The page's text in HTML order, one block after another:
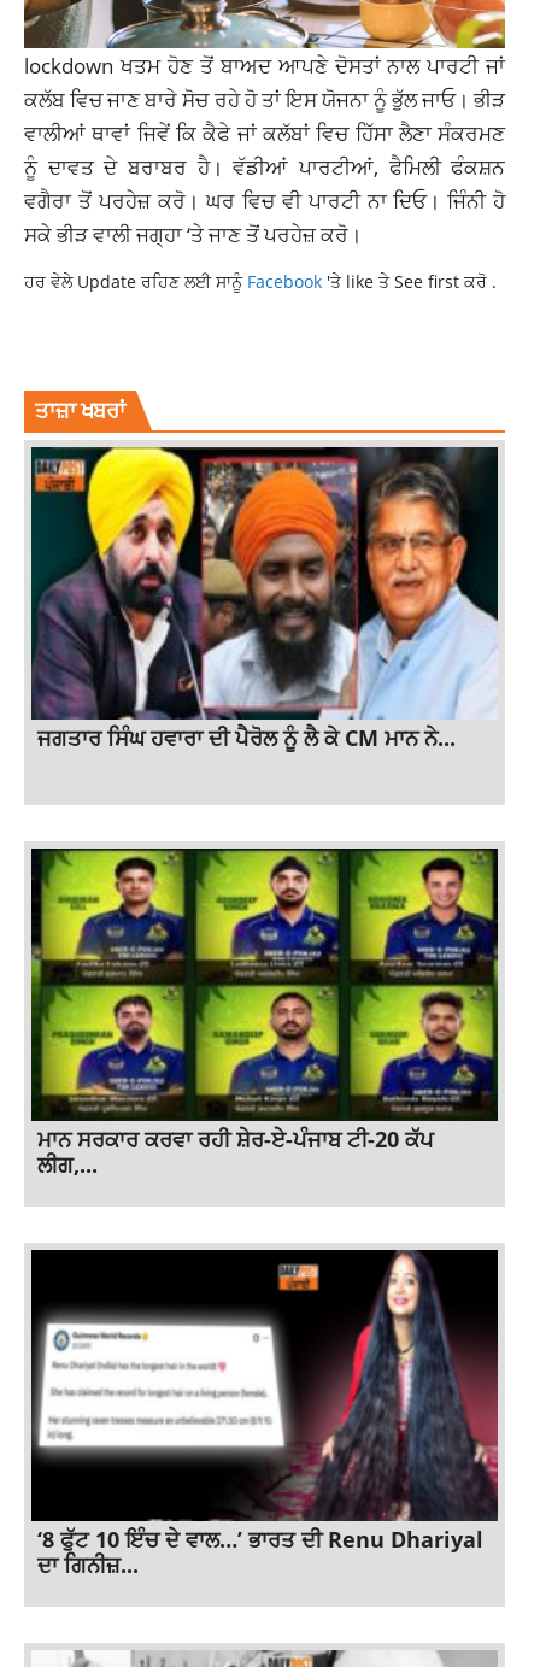
lockdown ਖਤਮ ਹੋਣ ਤੋਂ ਬਾਅਦ ਆਪਣੇ ਦੋਸਤਾਂ ਨਾਲ ਪਾਰਟੀ ਜਾਂ
ਕਲੱਬ ਵਿਚ ਜਾਣ ਬਾਰੇ ਸੋਚ ਰਹੇ ਹੋ ਤਾਂ ਇਸ ਯੋਜਨਾ ਨੂੰ ਭੁੱਲ ਜਾਓ। ਭੀੜ
ਵਾਲੀਆਂ ਥਾਵਾਂ ਜਿਵੇਂ ਕਿ ਕੈਫੇ ਜਾਂ ਕਲੱਬਾਂ ਵਿਚ ਹਿੱਸਾ ਲੈਣਾ ਸੰਕਰਮਣ
ਨੂੰ ਦਾਵਤ ਦੇ ਬਰਾਬਰ ਹੈ। ਵੱਡੀਆਂ ਪਾਰਟੀਆਂ, ਫੈਮਿਲੀ ਫੰਕਸ਼ਨ
ਵਗੈਰਾ ਤੋਂ ਪਰਹੇਜ਼ ਕਰੋ। ਘਰ ਵਿਚ ਵੀ ਪਾਰਟੀ ਨਾ ਦਿਓ। ਜਿੰਨੀ ਹੋ
ਸਕੇ ਭੀੜ ਵਾਲੀ ਜਗ੍ਹਾ ‘ਤੇ ਜਾਣ ਤੋਂ ਪਰਹੇਜ਼ ਕਰੋ।
ਹਰ ਵੇਲੇ Update ਰਹਿਣ ਲਈ ਸਾਨੂੰ Facebook 'ਤੇ like ਤੇ See first ਕਰੋ .
ਤਾਜ਼ਾ ਖਬਰਾਂ
ਜਗਤਾਰ ਸਿੰਘ ਹਵਾਰਾ ਦੀ ਪੈਰੋਲ ਨੂੰ ਲੈ ਕੇ CM ਮਾਨ ਨੇ...
ਮਾਨ ਸਰਕਾਰ ਕਰਵਾ ਰਹੀ ਸ਼ੇਰ-ਏ-ਪੰਜਾਬ ਟੀ-20 ਕੱਪ
ਲੀਗ,...
‘8 ਫੁੱਟ 10 ਇੰਚ ਦੇ ਵਾਲ…’ ਭਾਰਤ ਦੀ Renu Dhariyal
ਦਾ ਗਿਨੀਜ਼...